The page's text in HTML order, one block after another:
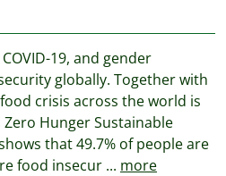
19, and gender
globally. Together with
crisis across the world is
Zero Hunger Sustainable
that 49.7% of people are
food insecur ... more